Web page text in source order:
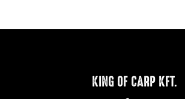
KING OF CARP KFT.